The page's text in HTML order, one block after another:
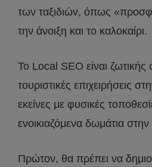
των ταξιδιών, όπως
την άνοιξη και το καλοκαίρι.
Το Local SEO είναι ζωτικής
τουριστικές επιχειρήσεις
εκείνες με φυσικές
ενοικιαζόμενα δωμάτια στην
Πρώτον, θα πρέπει να